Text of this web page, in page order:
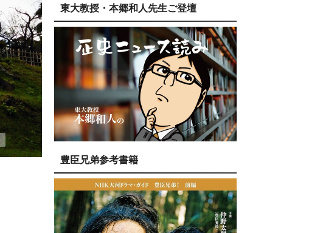
東大教授・本郷和人先生ご登壇
豊臣兄弟参考書籍